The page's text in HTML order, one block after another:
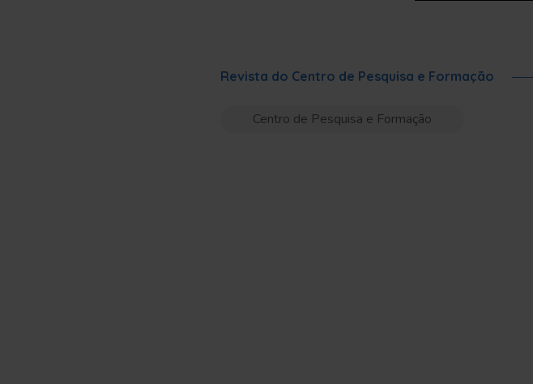
Revista do Centro de Pesquisa e Formação
Centro de Pesquisa e Formação